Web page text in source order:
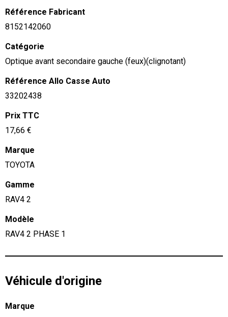
Référence Fabricant
8152142060
Catégorie
Optique avant secondaire gauche (feux)(clignotant)
Référence Allo Casse Auto
33202438
Prix TTC
17,66 €
Marque
TOYOTA
Gamme
RAV4 2
Modèle
RAV4 2 PHASE 1
Véhicule d'origine
Marque